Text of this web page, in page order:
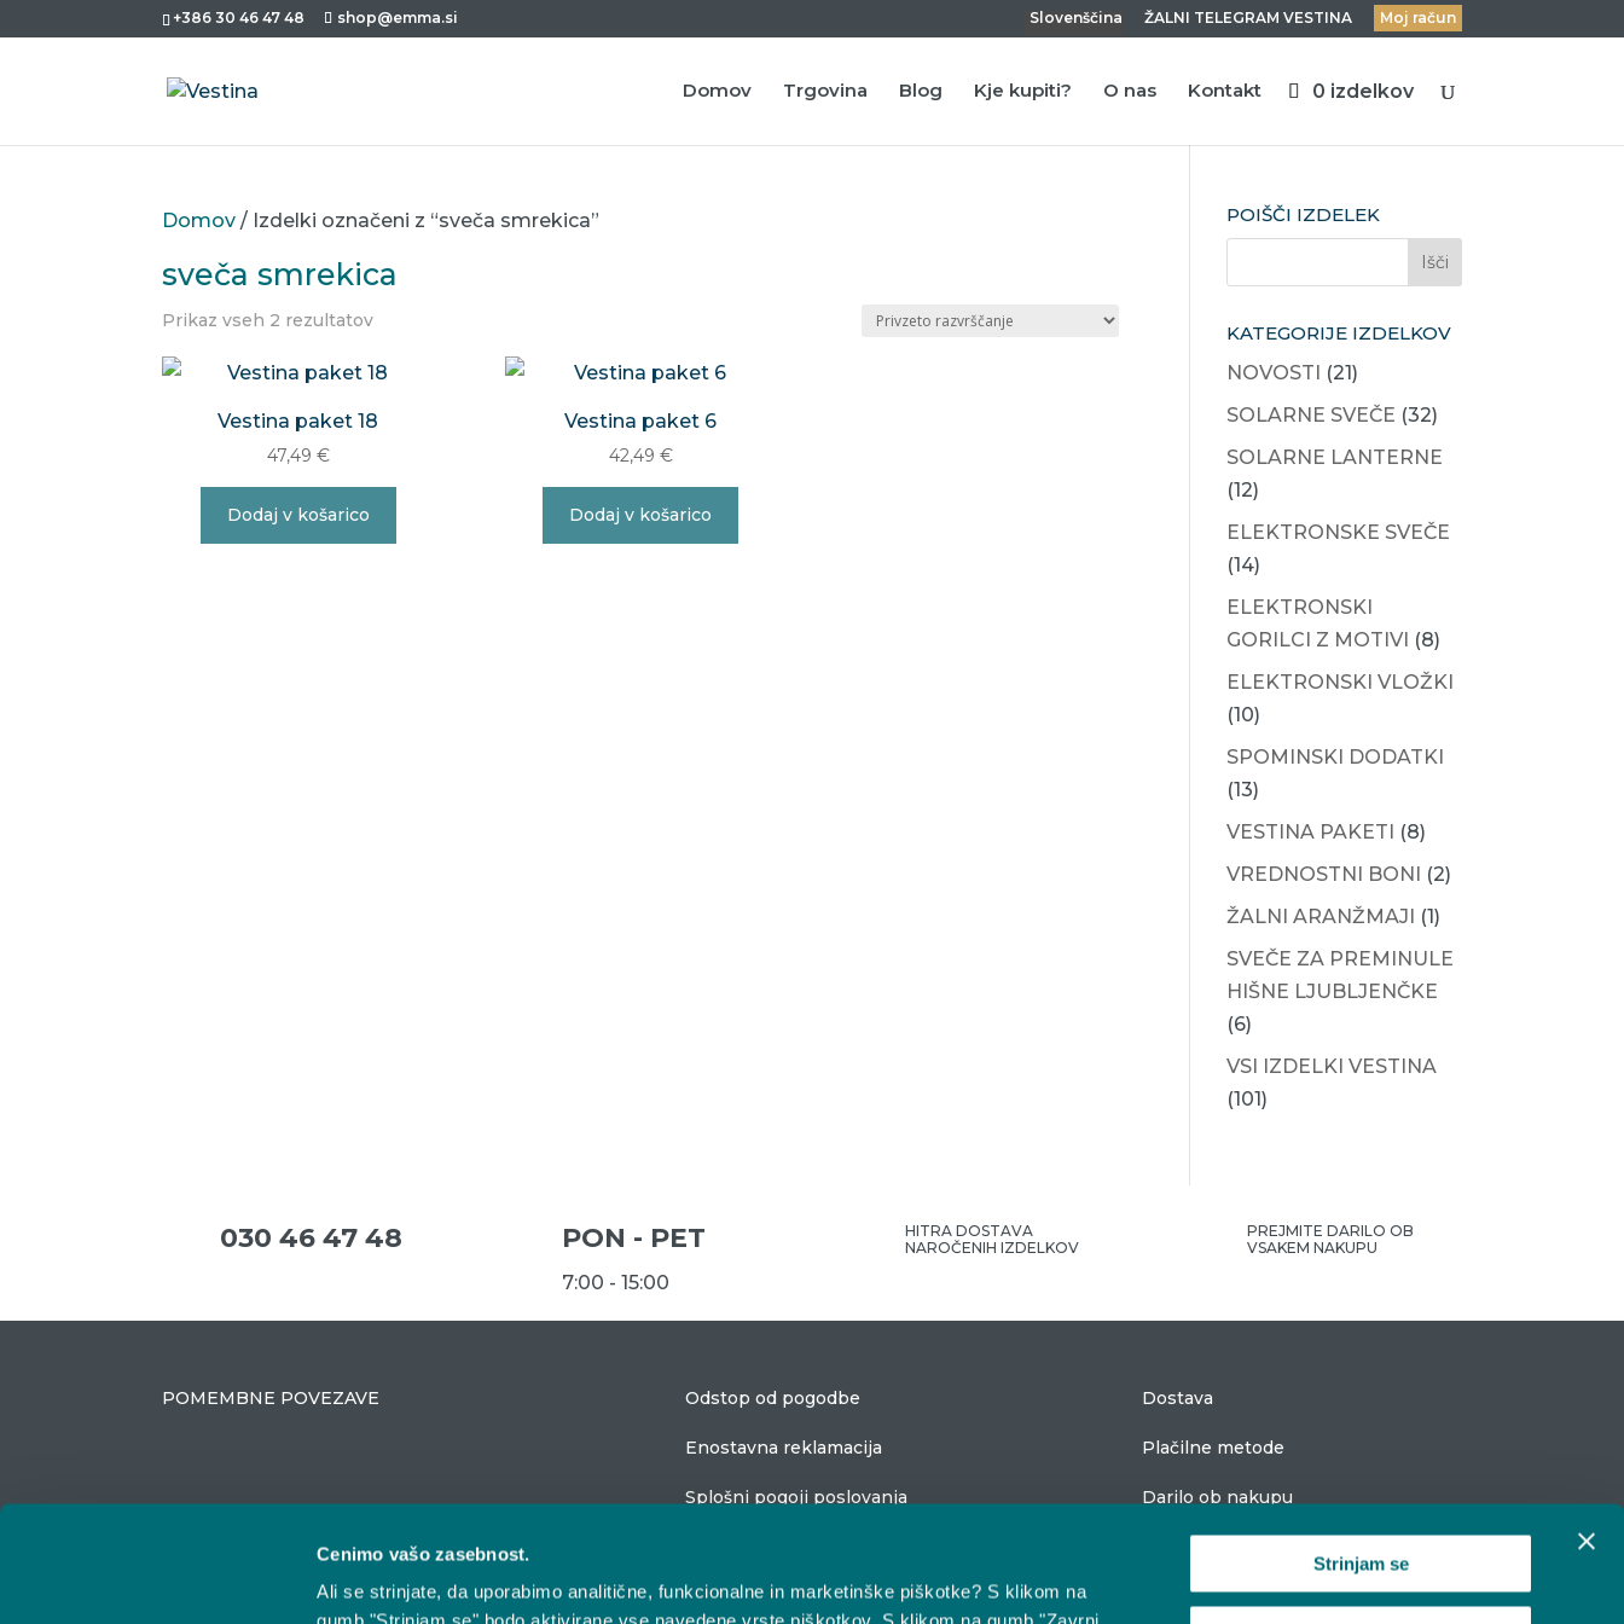
Cenimo vašo zasebnost.
Ali se strinjate, da uporabimo analitične, funkcionalne in marketinške piškotke? S klikom na
Strinjam se
+386 30 46 47 48 shop@emma.si Slovenščina ŽALNI TELEGRAM VESTINA Moj račun
Domov Trgovina Blog Kje kupiti? O nas Kontakt 0 izdelkov
Domov / Izdelki označeni z “sveča smrekica”
sveča smrekica
Prikaz vseh 2 rezultatov
Vestina paket 18
47,49 €
Dodaj v košarico
Vestina paket 6
42,49 €
Dodaj v košarico
POIŠČI IZDELEK
KATEGORIJE IZDELKOV
NOVOSTI (21)
SOLARNE SVEČE (32)
SOLARNE LANTERNE
(12)
ELEKTRONSKE SVEČE
(14)
ELEKTRONSKI
GORILCI Z MOTIVI (8)
ELEKTRONSKI VLOŽKI
(10)
SPOMINSKI DODATKI
(13)
VESTINA PAKETI (8)
VREDNOSTNI BONI (2)
ŽALNI ARANŽMAJI (1)
SVEČE ZA PREMINULE
HIŠNE LJUBLJENČKE
(6)
VSI IZDELKI VESTINA
(101)
030 46 47 48 PON - PET
7:00 - 15:00
HITRA DOSTAVA
NAROČENIH IZDELKOV
PREJMITE DARILO OB
VSAKEM NAKUPU
POMEMBNE POVEZAVE Odstop od pogodbe
Enostavna reklamacija
Splošni pogoji poslovanja
Dostava
Plačilne metode
Darilo ob nakupu